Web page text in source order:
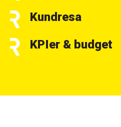
Kundresa
KPIer & budget